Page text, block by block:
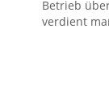
Betrieb
verdient